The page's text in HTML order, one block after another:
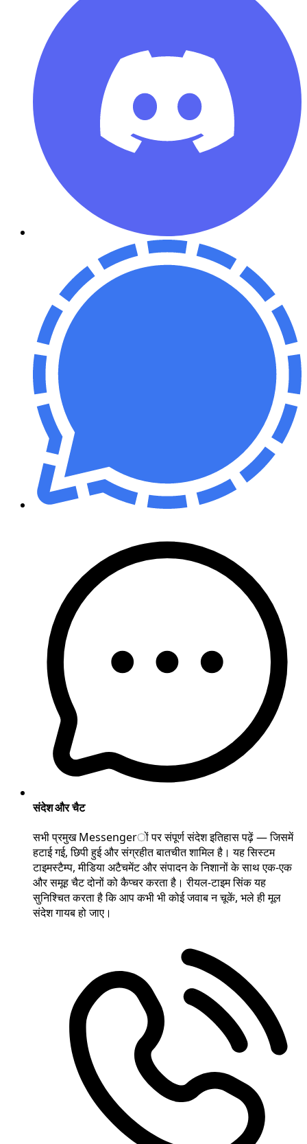
संदेश और चैट
सभी प्रमुख Messengerों पर संपूर्ण संदेश इतिहास पढ़ें — जिसमें
हटाई गई, छिपी हुई और संग्रहीत बातचीत शामिल है। यह सिस्टम
टाइमस्टैम्प, मीडिया अटैचमेंट और संपादन के निशानों के साथ एक-एक
और समूह चैट दोनों को कैप्चर करता है। रीयल-टाइम सिंक यह
सुनिश्चित करता है कि आप कभी भी कोई जवाब न चूकें, भले ही मूल
संदेश गायब हो जाए।